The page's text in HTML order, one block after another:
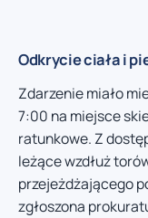
Odkrycie ciała i
Zdarzenie miało
7:00 na miejsce
ratunkowe. Z
leżące wzdłuż
przejeżdżającego
zgłoszona